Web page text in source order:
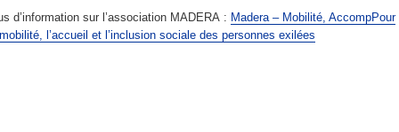
d’information sur l’association MADERA : Madera – Mobilité, AccompPour
l’accueil et l’inclusion sociale des personnes exilées